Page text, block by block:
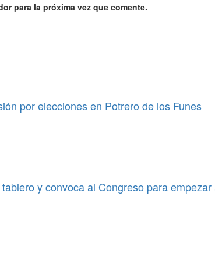
para la próxima vez que comente.
por elecciones en Potrero de los Funes
y convoca al Congreso para